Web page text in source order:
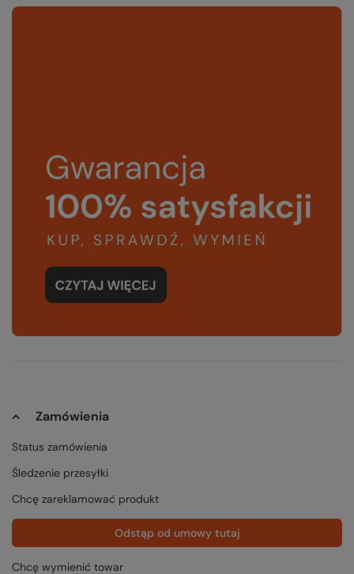
Zamówienia
Status zamówienia
Śledzenie przesyłki
Chcę zareklamować produkt
Odstąp od umowy tutaj
Chcę wymienić towar